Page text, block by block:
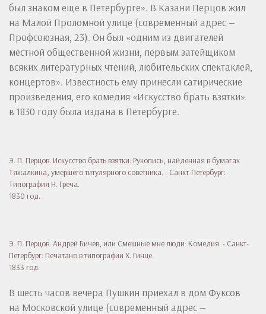
был знаком еще в Петербурге». В Казани Перцов жил
на Малой Проломной улице (современный адрес —
Профсоюзная, 23). Он был «одним из двигателей
местной общественной жизни, первым затейщиком
всяких литературных чтений, любительских спектаклей,
концертов». Известность ему принесли сатирические
произведения, его комедия «Искусство брать взятки»
в 1830 году была издана в Петербурге.
Э. П. Перцов. Искусство брать взятки: Рукопись, найденная в бумагах
Тяжалкина, умершего титулярного советника. - Санкт-Петербург:
Типография Н. Греча.
1830 год.
Э. П. Перцов. Андрей Бичев, или Смешные мне люди: Комедия. - Санкт-
Петербург: Печатано в типографии Х. Гинце.
1833 год.
В шесть часов вечера Пушкин приехал в дом Фуксов
на Московской улице (современный адрес —